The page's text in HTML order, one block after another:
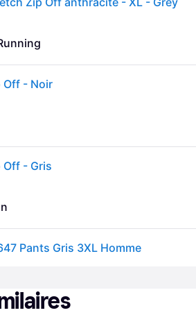
Off - Noir
Off - Gris
Pants Gris 3XL Homme